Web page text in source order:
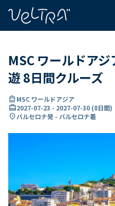
MSC ワールドア
遊 8日間クルーズ
directions_boatMSC ワールドアジア
card_travel2027-07-23 - 2027-07-30 (8日間)
location_onバルセロナ発 - バルセロナ着